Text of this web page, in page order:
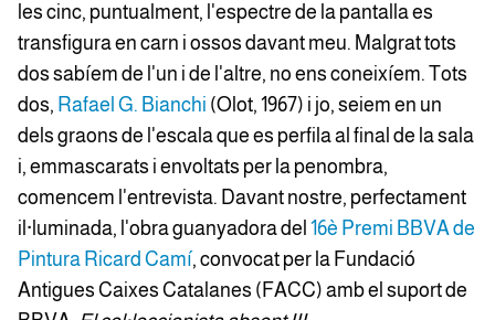
les cinc, puntualment, l'espectre de la pantalla es
transfigura en carn i ossos davant meu. Malgrat tots
dos sabíem de l'un i de l'altre, no ens coneixíem. Tots
dos, Rafael G. Bianchi (Olot, 1967) i jo, seiem en un
dels graons de l'escala que es perfila al final de la sala
i, emmascarats i envoltats per la penombra,
comencem l'entrevista. Davant nostre, perfectament
il·luminada, l'obra guanyadora del 16è Premi BBVA de
Pintura Ricard Camí, convocat per la Fundació
Antigues Caixes Catalanes (FACC) amb el suport de